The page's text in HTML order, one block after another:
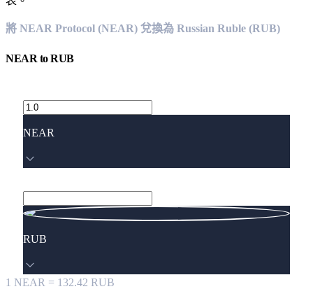
將 NEAR Protocol (NEAR) 兌換為 Russian Ruble (RUB)
NEAR toRUB
NEAR
RUB
1 NEAR = 132.42 RUB